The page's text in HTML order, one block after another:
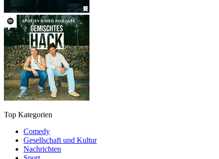
Top Kategorien
Comedy
Gesellschaft und Kultur
Nachrichten